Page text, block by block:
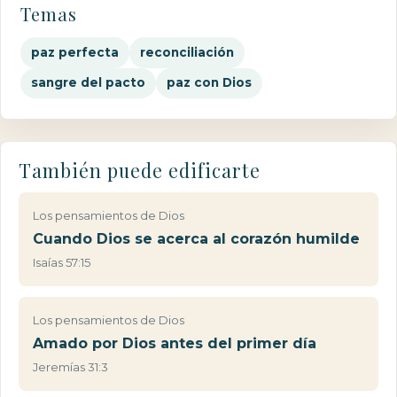
Temas
paz perfecta reconciliación
sangre del pacto paz con Dios
También puede edificarte
Los pensamientos de Dios
Cuando Dios se acerca al corazón humilde
Isaías 57:15
Los pensamientos de Dios
Amado por Dios antes del primer día
Jeremías 31:3